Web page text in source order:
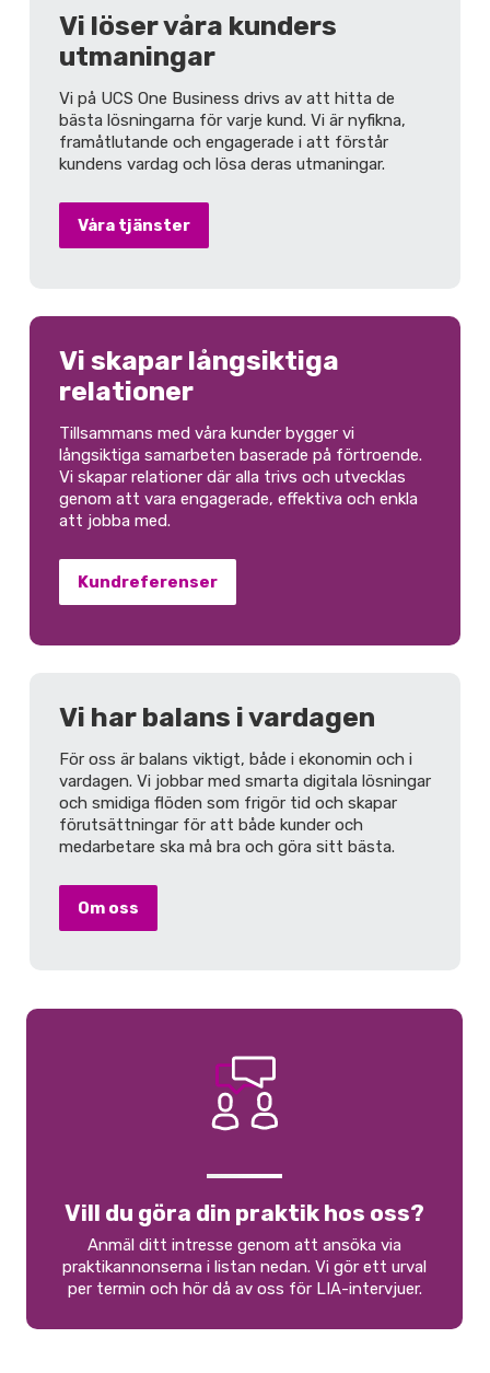
Vi löser våra kunders
utmaningar
Vi på UCS One Business drivs av att hitta de
bästa lösningarna för varje kund. Vi är nyfikna,
framåtlutande och engagerade i att förstår
kundens vardag och lösa deras utmaningar.
Våra tjänster
Vi skapar långsiktiga
relationer
Tillsammans med våra kunder bygger vi
långsiktiga samarbeten baserade på förtroende.
Vi skapar relationer där alla trivs och utvecklas
genom att vara engagerade, effektiva och enkla
att jobba med.
Kundreferenser
Vi har balans i vardagen
För oss är balans viktigt, både i ekonomin och i
vardagen. Vi jobbar med smarta digitala lösningar
och smidiga flöden som frigör tid och skapar
förutsättningar för att både kunder och
medarbetare ska må bra och göra sitt bästa.
Om oss
Vill du göra din praktik hos oss?
Anmäl ditt intresse genom att ansöka via
praktikannonserna i listan nedan. Vi gör ett urval
per termin och hör då av oss för LIA-intervjuer.